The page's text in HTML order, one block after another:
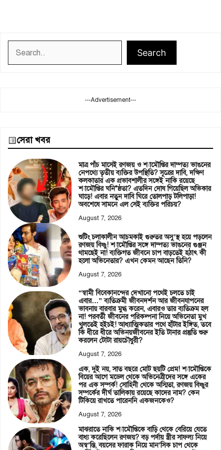
Search
---Advertisement---
সেরা খবর
মাত্র পাঁচ মাসেই রণজয় ও শ্যামৌপ্তির দাম্পত্য ভাঙনের
নেপথ্যে তৃতীয় ব্যক্তির উপস্থিতি? সূত্রের দাবি, দক্ষিণ
কলকাতার এক প্রভাবশালীর সঙ্গেই নাকি রয়েছে
শ্যামৌপ্তির ঘনি*ষ্ঠতা? এতদিন দোষ গিয়েছিল অভিকার
ঘাড়ে! এবার নতুন দাবি ঘিরে তোলপাড় টলিপাড়া!
অবশেষে সামনে এল সেই ব্যক্তির পরিচয়?
August 7, 2026
শুটিং চলাকালীন আচমকাই গুরুতর অসু’স্থ হয়ে পড়লেন
রণজয় বিষ্ণু! শ্যামৌপ্তির সঙ্গে দাম্পত্য ভাঙনের গুঞ্জন
থামছেই না! ব্যক্তিগত জীবনে চাপ বাড়তেই হঠাৎ কী
হলো অভিনেতার? এখন কেমন আছেন তিনি?
August 7, 2026
“স্বামী বিবেকানন্দের দেখানো পথেই চলতে চাই
এবার…” ব্যতিক্রমী জীবনদর্শন আর জীবনযাপনের
ভাবনায় বারবার মুগ্ধ করেন, এবারও তার ব্যতিক্রম হল
না! পরবর্তী জীবনের পরিকল্পনা নিয়ে অভিনেতা মুখ
খুলতেই হইচই! আধ্যাত্মিকতার পথে হাঁটার ইঙ্গিত, তবে
কি ধীরে ধীরে অভিনয়জীবনের ইতি টানার প্রস্তুতি শুরু
করলেন টোটা রায়চৌধুরী?
August 7, 2026
এক, দুই নয়, সাত বছরে মোট ছয়টি প্রেম! শ্যামৌপ্তিকে
বিয়ের আগে মডেল থেকে অভিনেত্রীদের সঙ্গে একের
পর এক সম্পর্ক! সোহিনী থেকে অস্মিতা, রণজয় বিষ্ণুর
সম্পর্কের দীর্ঘ তালিকায় রয়েছে কাদের নাম? কেন
টিকিয়ে রাখতে পারেননি একজনকেও?
August 7, 2026
মাঝরাতে নাকি শ্যামৌপ্তিকে বাড়ি থেকে বেরিয়ে যেতে
বাধ্য করেছিলেন রণজয়? বড় পর্দায় স্ত্রীর সাফল্য নিয়ে
অস্ব’স্তি, বয়সের ফারাক নিয়ে মান’সিক চাপ থেকে